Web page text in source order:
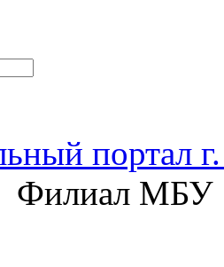
портал
Филиал МБУ